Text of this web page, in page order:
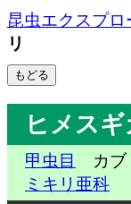
昆虫エクスプロ
リ
ヒメス
甲虫目 カブ
ミキリ亜科